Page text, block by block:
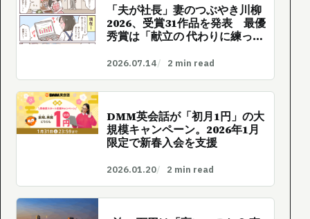
「夫が社長」妻のつぶやき川柳
2026、受賞31作品を発表 最優
秀賞は「献立の 代わりに練った
2026.07.14 2 min read
DMM英会話が「初月1円」の大
規模キャンペーン。2026年1月
限定で新春入会を支援
2026.01.20 2 min read